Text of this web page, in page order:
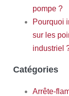
pompe ?
Pourquoi
sur les
industriel
Catégories
Arrête-